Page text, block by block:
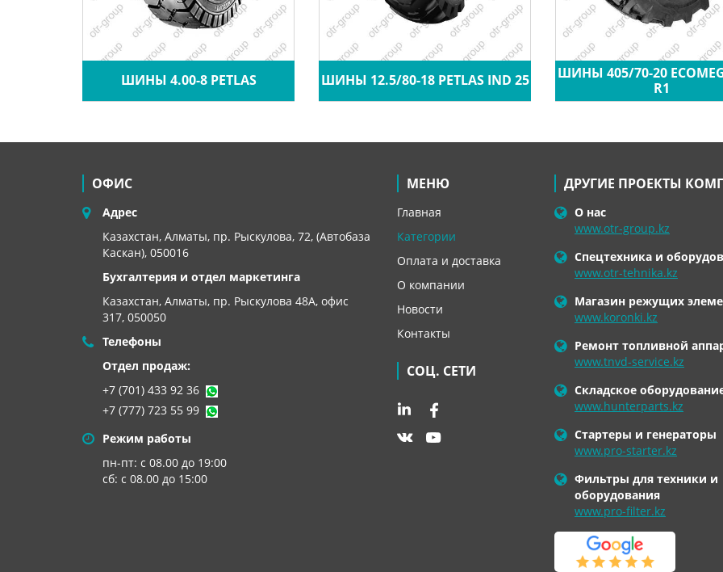
ШИНЫ 4.00-8 PETLAS ШИНЫ 12.5/80-18 PETLAS IND 25
ШИНЫ 405/70-20
R1
ОФИС
Адрес
Казахстан, Алматы, пр. Рыскулова, 72, (Автобаза
Каскан), 050016
Бухгалтерия и отдел маркетинга
Казахстан, Алматы, пр. Рыскулова 48А, офис
317, 050050
Телефоны
Отдел продаж:
+7 (701) 433 92 36
+7 (777) 723 55 99
Режим работы
пн-пт: с 08.00 до 19:00
сб: с 08.00 до 15:00
МЕНЮ
Главная
Категории
Оплата и доставка
О компании
Новости
Контакты
СОЦ. СЕТИ
ДРУГИЕ ПРОЕКТЫ
О нас
www.otr-group.kz
Спецтехника и
www.otr-tehnika.kz
Магазин режущих
www.koronki.kz
Ремонт топливной
www.tnvd-service.kz
Складское
www.hunterparts.kz
Стартеры и генераторы
www.pro-starter.kz
Фильтры для техники и
оборудования
www.pro-filter.kz